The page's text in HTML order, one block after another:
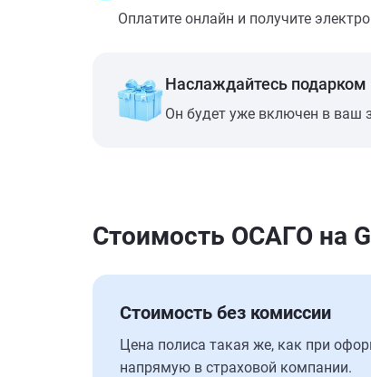
Оплатите онлайн и получите
Наслаждайтесь
Он будет уже включен в ваш
Стоимость ОСАГО на
Стоимость без комиссии
Цена полиса такая же, как при
напрямую в страховой компании.